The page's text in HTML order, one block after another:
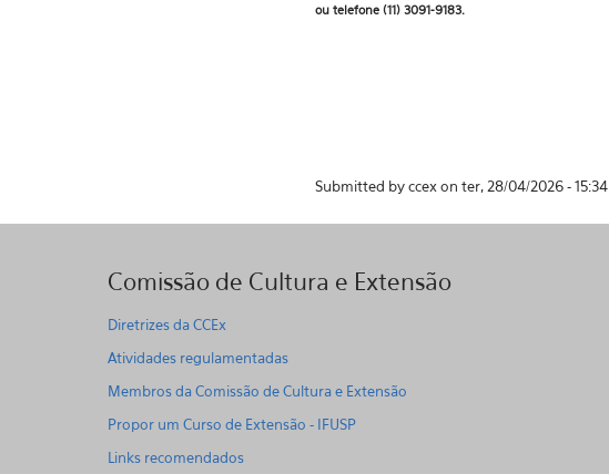
ou telefone (11) 3091-9183.
Submitted by ccex on ter, 28/04/2026 - 15:34
Comissão de Cultura e Extensão
Diretrizes da CCEx
Atividades regulamentadas
Membros da Comissão de Cultura e Extensão
Propor um Curso de Extensão - IFUSP
Links recomendados